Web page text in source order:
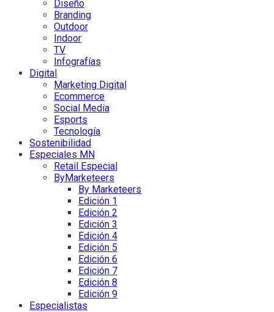
Diseño
Branding
Outdoor
Indoor
TV
Infografías
Digital
Marketing Digital
Ecommerce
Social Media
Esports
Tecnología
Sostenibilidad
Especiales MN
Retail Especial
ByMarketeers
By Marketeers
Edición 1
Edición 2
Edición 3
Edición 4
Edición 5
Edición 6
Edición 7
Edición 8
Edición 9
Especialistas